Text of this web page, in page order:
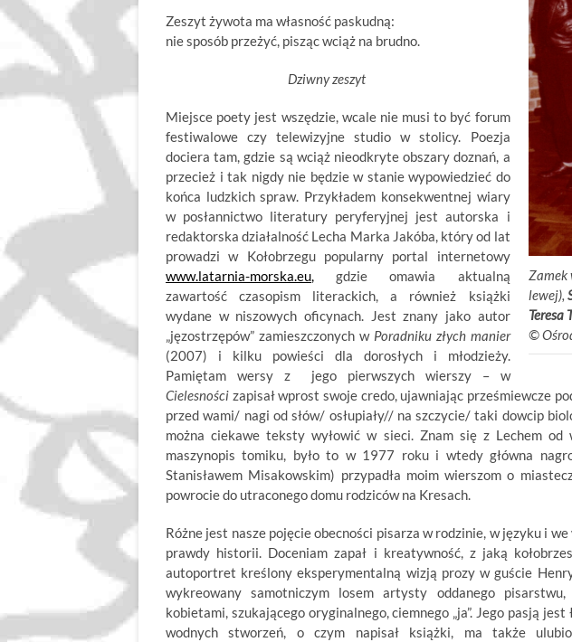
Zamek
lewej),
Teresa
©.
Zeszyt żywota ma własność paskudną:
nie sposób przeżyć, pisząc wciąż na brudno.
Dziwny zeszyt
Miejsce poety jest wszędzie, wcale nie musi to być forum
festiwalowe czy telewizyjne studio w stolicy. Poezja
dociera tam, gdzie są wciąż nieodkryte obszary doznań, a
przecież i tak nigdy nie będzie w stanie wypowiedzieć do
końca ludzkich spraw. Przykładem konsekwentnej wiary
w posłannictwo literatury peryferyjnej jest autorska i
redaktorska działalność Lecha Marka Jakóba, który od lat
prowadzi w Kołobrzegu popularny portal internetowy
www.latarnia-morska.eu, gdzie omawia aktualną
zawartość czasopism literackich, a również książki
wydane w niszowych oficynach. Jest znany jako autor
„jęzostrzępów” zamieszczonych wPoradniku złych manier
(2007) i kilku powieści dla dorosłych i młodzieży.
Pamiętam wersy z jego pierwszych wierszy – w
Cielesności zapisał wprost swoje credo, ujawniając prześmiewcze
przed wami/ nagi od słów/ osłupiały// na szczycie/ taki dowcip
można ciekawe teksty wyłowić w sieci. Znam się z Lechem od
maszynopis tomiku, było to w 1977 roku i wtedy główna
Stanisławem Misakowskim) przypadła moim wierszom o
powrocie do utraconego domu rodziców na Kresach.
Różne jest nasze pojęcie obecności pisarza w rodzinie, w języku i
prawdy historii. Doceniam zapał i kreatywność, z jaką
autoportret kreślony eksperymentalną wizją prozy w guście
wykreowany samotniczym losem artysty oddanego
kobietami, szukającego oryginalnego, ciemnego „ja”. Jego pasją
wodnych stworzeń, o czym napisał książki, ma także